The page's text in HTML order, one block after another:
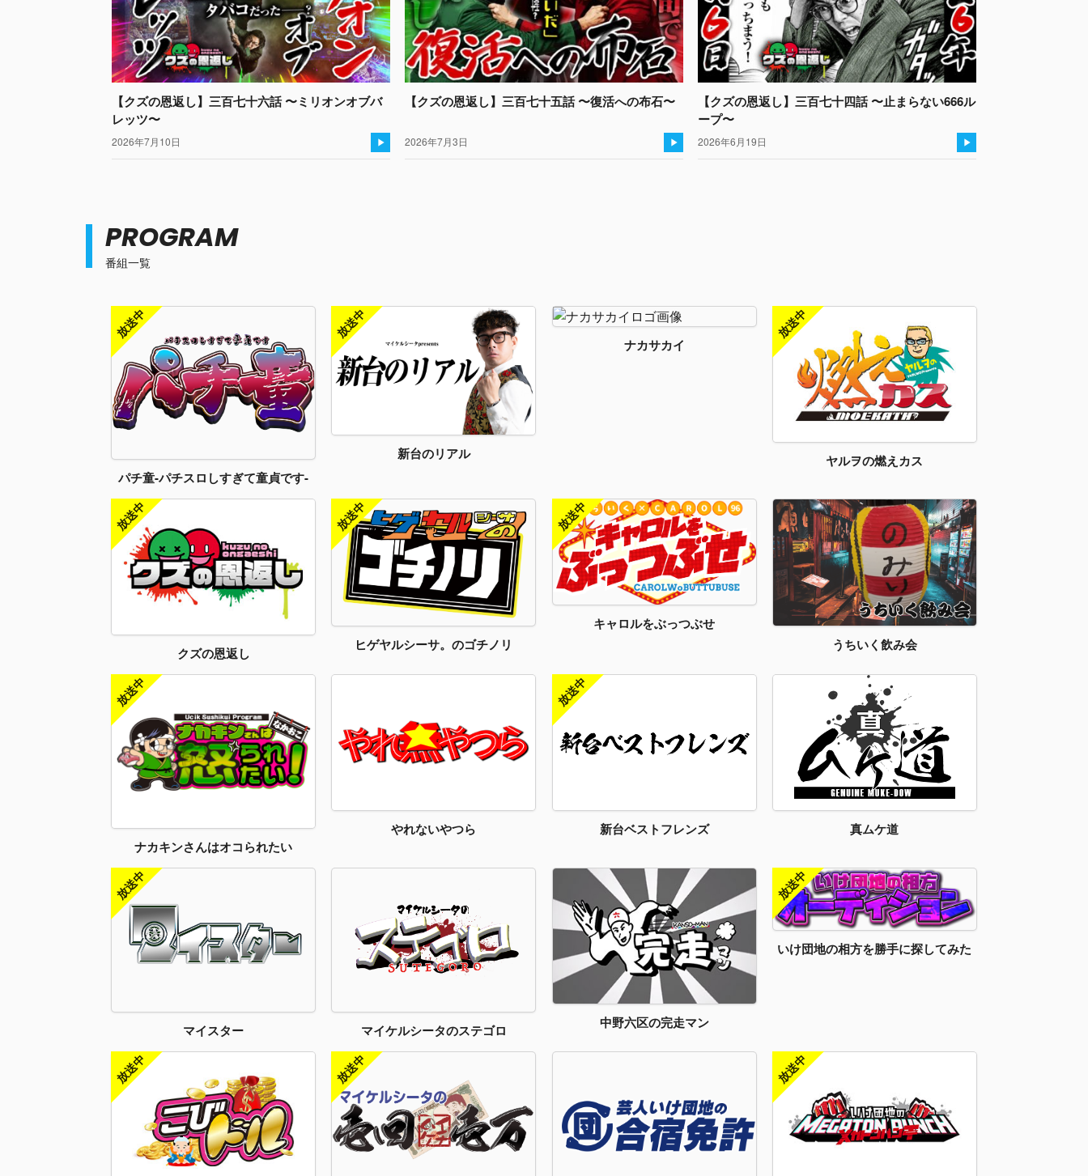
【クズの恩返し】三百七十六話 〜ミリオンオブバ
レッツ〜
2026年7月10日
【クズの恩返し】三百七十五話 〜復活への布石〜
2026年7月3日
【クズの恩返し】三百七十四話 〜止まらない666ル
ープ〜
2026年6月19日
番組一覧
PROGRAM
パチ童-パチスロしすぎて童貞です-
新台のリアル
ナカサカイ
ヤルヲの燃えカス
クズの恩返し ヒゲヤルシーサ。のゴチノリ
キャロルをぶっつぶせ
うちいく飲み会
ナカキンさんはオコられたい
やれないやつら 新台ベストフレンズ 真ムケ道
マイスター マイケルシータのステゴロ 中野六区の完走マン
いけ団地の相方を勝手に探してみた